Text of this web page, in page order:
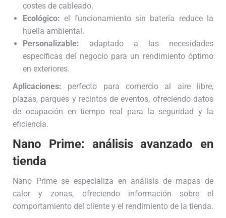
costes de cableado.
Ecológico: el funcionamiento sin batería reduce la
huella ambiental.
Personalizable: adaptado a las necesidades
específicas del negocio para un rendimiento óptimo
en exteriores.
Aplicaciones: perfecto para comercio al aire libre,
plazas, parques y recintos de eventos, ofreciendo datos
de ocupación en tiempo real para la seguridad y la
eficiencia.
Nano Prime: análisis avanzado en
tienda
Nano Prime se especializa en análisis de mapas de
calor y zonas, ofreciendo información sobre el
comportamiento del cliente y el rendimiento de la tienda.